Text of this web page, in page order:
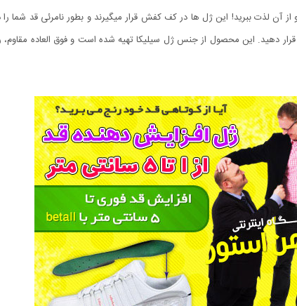
لذت ببرید! این ژل ها در کف کفش قرار میگیرند و بطور نامرئی قد شما
در کف کفش خود قرار دهید. این محصول از جنس ژل سیلیکا تهیه شده است و فوق